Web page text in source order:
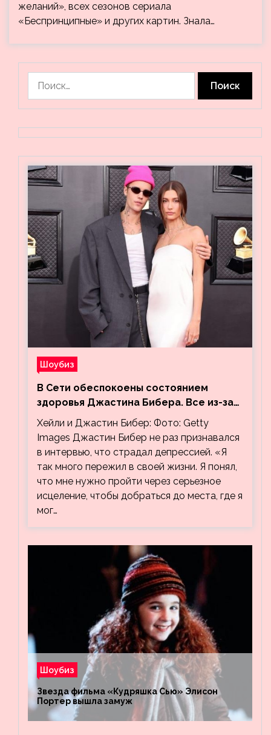
желаний», всех сезонов сериала
«Беспринципные» и других картин. Знала…
Шоубиз
В Сети обеспокоены состоянием
здоровья Джастина Бибера. Все из-за
видео, на котором его успокаивает
Хейли
Хейли и Джастин Бибер: Фото: Getty
Images Джастин Бибер не раз признавался
в интервью, что страдал депрессией. «Я
так много пережил в своей жизни. Я понял,
что мне нужно пройти через серьезное
исцеление, чтобы добраться до места, где я
мог…
Шоубиз
Звезда фильма «Кудряшка Сью» Элисон
Портер вышла замуж